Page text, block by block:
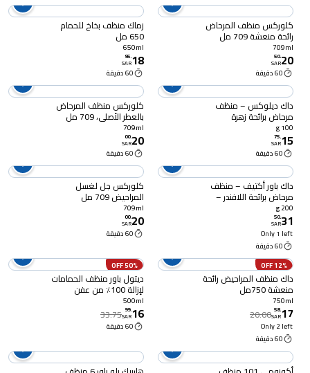
كلوركس منظف المرحاض
رائحة منعشة 709 مل
709ml
20
.
50
SAR
60 دقيقة
زماك منظف بخاخ للحمام
650 مل
650ml
18
.
95
SAR
60 دقيقة
داك ديلوكس – منظف
مرحاض برائحة زهرة
جرام
100 g
15
.
75
SAR
60 دقيقة
كلوركس منظف المرحاض
بالعطر الأصلي، 709 مل
709ml
20
.
00
SAR
60 دقيقة
داك باور أكتيف – منظف
مرحاض برائحة اللافندر –
عبوة رباعية – 200 جرام
200 g
31
.
50
SAR
Only 1 left
60 دقيقة
كلوركس جل لغسل
المراحيض 709 مل
709ml
20
.
00
SAR
60 دقيقة
12% OFF
داك منظف المراحيض رائحة
منعشة 750مل
750ml
17
.
58
SAR
20.00
Only 2 left
60 دقيقة
50% OFF
ديتول باور منظف الحمامات
لإزالة 100٪ من عفن
الجراثيم) ، زجاجة بزناد لإطلاق
الرذاذ - 500 ملل
500ml
16
.
99
SAR
33.75
60 دقيقة